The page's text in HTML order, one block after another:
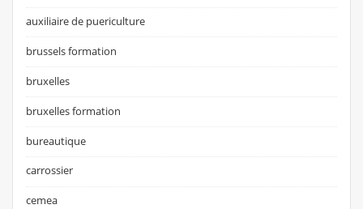
auxiliaire de puericulture
brussels formation
bruxelles
bruxelles formation
bureautique
carrossier
cemea